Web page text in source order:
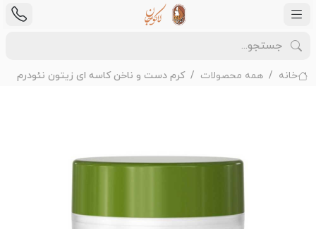
خانه همه محصولات کرم دست و ناخن کاسه ای زیتون نئودرم